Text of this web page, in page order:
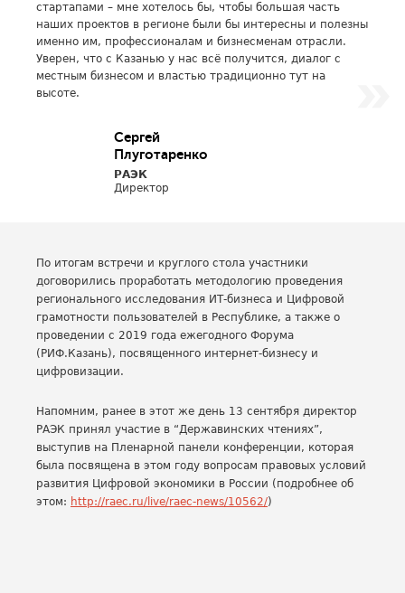
стартапами – мне хотелось бы, чтобы большая часть
наших проектов в регионе были бы интересны и полезны
именно им, профессионалам и бизнесменам отрасли.
Уверен, что с Казанью у нас всё получится, диалог с
местным бизнесом и властью традиционно тут на
высоте.
Сергей
Плуготаренко
РАЭК
Директор
По итогам встречи и круглого стола участники
договорились проработать методологию проведения
регионального исследования ИТ-бизнеса и Цифровой
грамотности пользователей в Республике, а также о
проведении с 2019 года ежегодного Форума
(РИФ.Казань), посвященного интернет-бизнесу и
цифровизации.
Напомним, ранее в этот же день 13 сентября директор
РАЭК принял участие в “Державинских чтениях”,
выступив на Пленарной панели конференции, которая
была посвящена в этом году вопросам правовых условий
развития Цифровой экономики в России (подробнее об
этом: http://raec.ru/live/raec-news/10562/)